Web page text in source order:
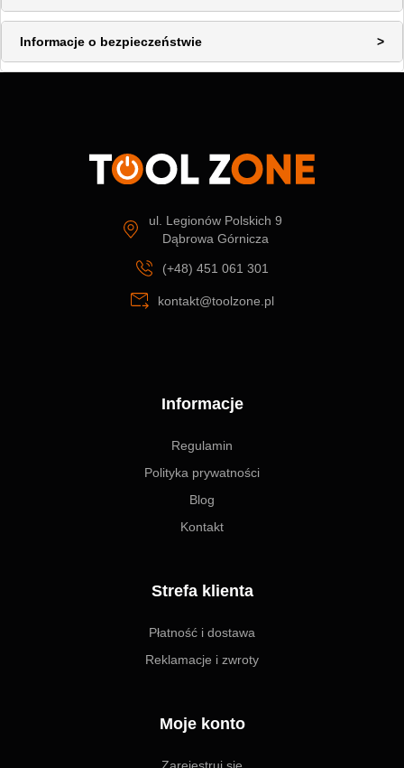
Informacje o bezpieczeństwie
ul. Legionów Polskich 9
Dąbrowa Górnicza
(+48) 451 061 301
kontakt@toolzone.pl
Informacje
Regulamin
Polityka prywatności
Blog
Kontakt
Strefa klienta
Płatność i dostawa
Reklamacje i zwroty
Moje konto